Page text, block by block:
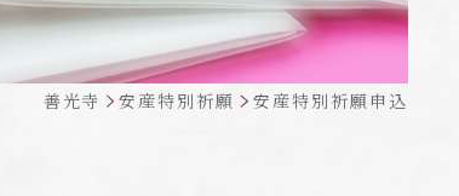
善光寺 安産特別祈願 安産特別祈願申込